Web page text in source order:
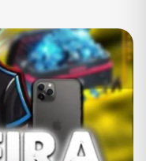
Profissões
Shitpost